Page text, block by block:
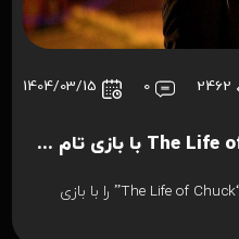
2462
0
1404/03/15
دومین تریلر از فیلم The Life of Chuck با بازی تام هیدلستون منتشر شد
استدیوی Neon دومین تریلر از فیلم “The Life of Chuck” را با بازی